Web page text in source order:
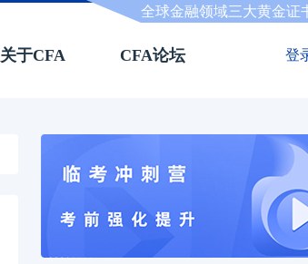
全球金融领域三大黄金证
关于CFA CFA论坛 登